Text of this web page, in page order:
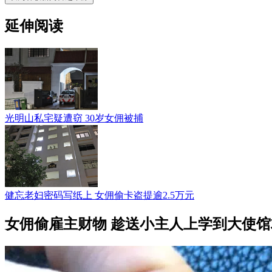
延伸阅读
光明山私宅疑遭窃 30岁女佣被捕
健忘老妇密码写纸上 女佣偷卡盗提逾2.5万元
女佣偷雇主财物 趁送小主人上学到大使